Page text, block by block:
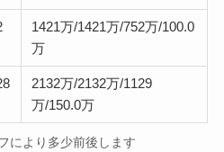
1421万/1421万/752万/100.0
万
2132万/2132万/1129
万/150.0万
により多少前後します